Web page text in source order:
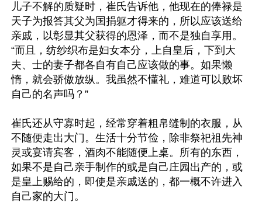
儿子不解的质疑时，崔氏告诉他，他现在的俸禄是
天子为报答其父为国捐躯才得来的，所以应该送给
亲戚，以彰显其父获得的恩泽，而不是独自享用。
“而且，纺纱织布是妇女本分，上自皇后，下到大
夫、士的妻子都各自有自己应该做的事。如果懒
惰，就会骄傲放纵。我虽然不懂礼，难道可以败坏
自己的名声吗？”
崔氏还从守寡时起，经常穿着粗帛缝制的衣服，从
不随便走出大门。生活十分节俭，除非祭祀祖先神
灵或宴请宾客，酒肉不能随便上桌。所有的东西，
如果不是自己亲手制作的或是自己庄园出产的，或
是皇上赐给的，即使是亲戚送的，都一概不许进入
自己家的大门。